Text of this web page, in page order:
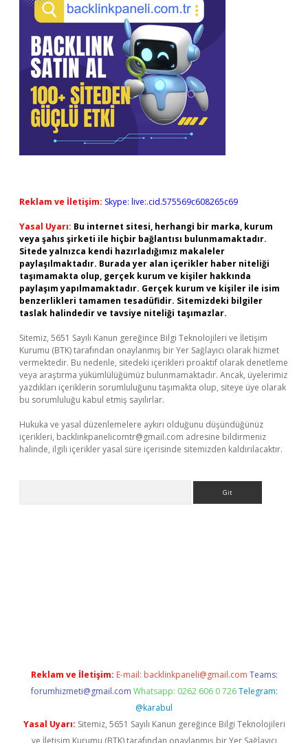
Reklam ve İletişim: Skype: live:.cid.575569c608265c69
Yasal Uyarı: Bu internet sitesi, herhangi bir marka, kurum
veya şahıs şirketi ile hiçbir bağlantısı bulunmamaktadır.
Sitede yalnızca kendi hazırladığımız makaleler
paylaşılmaktadır. Burada yer alan içerikler haber niteliği
taşımamakta olup, gerçek kurum ve kişiler hakkında
paylaşım yapılmamaktadır. Gerçek kurum ve kişiler ile isim
benzerlikleri tamamen tesadüfidir. Sitemizdeki bilgiler
taslak halindedir ve tavsiye niteliği taşımazlar.
Sitemiz, 5651 Sayılı Kanun gereğince Bilgi Teknolojileri ve İletişim
Kurumu (BTK) tarafından onaylanmış bir Yer Sağlayıcı olarak hizmet
vermektedir. Bu nedenle, sitedeki içerikleri proaktif olarak denetleme
veya araştırma yükümlülüğümüz bulunmamaktadır. Ancak, üyelerimiz
yazdıkları içeriklerin sorumluluğunu taşımakta olup, siteye üye olarak
bu sorumluluğu kabul etmiş sayılırlar.
Hukuka ve yasal düzenlemelere aykırı olduğunu düşündüğünüz
içerikleri, backlinkpanelicomtr@gmail.com adresine bildirmeniz
halinde, ilgili içerikler yasal süre içerisinde sitemizden kaldırılacaktır.
Reklam ve İletişim: E-mail: backlinkpaneli@gmail.com Teams:
forumhizmeti@gmail.com Whatsapp: 0262 606 0 726 Telegram:
@karabul
Yasal Uyarı: Sitemiz, 5651 Sayılı Kanun gereğince Bilgi Teknolojileri
ve İletişim Kurumu (BTK) tarafından onaylanmış bir Yer Sağlayıcı